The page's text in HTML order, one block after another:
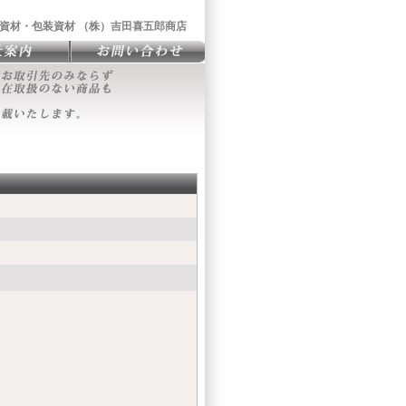
材・包装資材 （株）吉田喜五郎商店